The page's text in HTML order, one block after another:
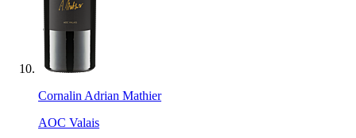
Cornalin Adrian Mathier
AOC Valais